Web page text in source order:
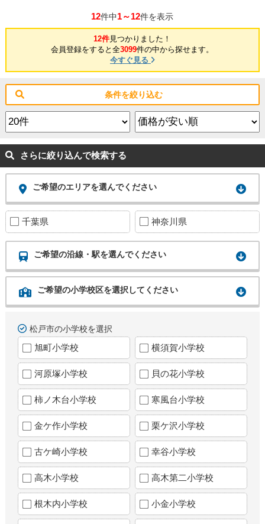
12件中1～12件を表示
12件見つかりました！
会員登録をすると全3099件の中から探せます。
今すぐ見る
条件を絞り込む
さらに絞り込んで検索する
ご希望のエリアを選んでください
千葉県 神奈川県
ご希望の沿線・駅を選んでください
ご希望の小学校区を選択してください
松戸市の小学校を選択
旭町小学校 横須賀小学校
河原塚小学校 貝の花小学校
柿ノ木台小学校 寒風台小学校
金ケ作小学校 栗ケ沢小学校
古ケ崎小学校 幸谷小学校
高木小学校 高木第二小学校
根木内小学校 小金小学校